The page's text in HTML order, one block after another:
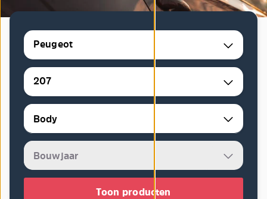
Peugeot
207
Toon producten